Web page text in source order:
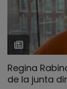
Regina
de la junta